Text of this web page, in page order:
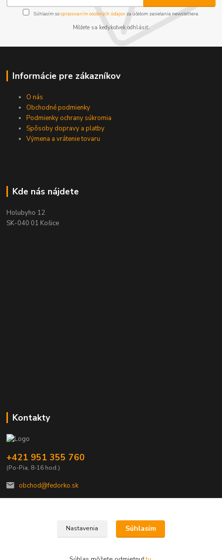
Súhlasím sospracovaním osobných údajov za účelom zasielania newslettera.
Môžete sa kedykoľvek odhlásiť.
Informácie pre zákazníkov
O nás
Obchodné podmienky
Podmienky ochrany súkromia
Spôsoby dopravy a platby
Výmena a vrátenie tovaru
Kde nás nájdete
Holubyho 12
SK-040 01 Košice
Kontakty
+421 951 355 760
(Po-Pia, 8-16 hod.)
obchod@fedorko.sk
© Copyright FEDORKO s.r.o. 1990
Nastavenia Súhlasím